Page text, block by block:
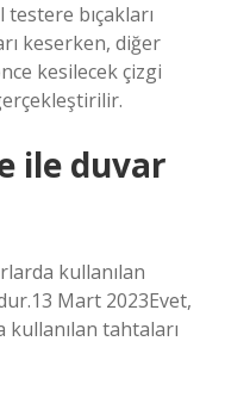
bıçakları
keserken, diğer
kesilecek çizgi
ile duvar
kullanılan
Mart 2023Evet,
tahtaları